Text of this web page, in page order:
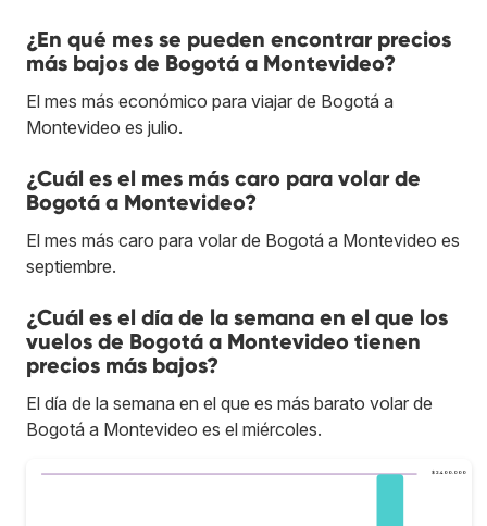
¿En qué mes se pueden encontrar precios
más bajos de Bogotá a Montevideo?
El mes más económico para viajar de Bogotá a
Montevideo es julio.
¿Cuál es el mes más caro para volar de
Bogotá a Montevideo?
El mes más caro para volar de Bogotá a Montevideo es
septiembre.
¿Cuál es el día de la semana en el que los
vuelos de Bogotá a Montevideo tienen
precios más bajos?
El día de la semana en el que es más barato volar de
Bogotá a Montevideo es el miércoles.
$ 2.400.000